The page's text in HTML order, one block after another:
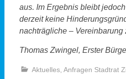
aus. Im Ergebnis bleibt
derzeit keine
nachträgliche – Vereinbarung
Thomas Zwingel, Erster
Aktuelles, Anfragen Stadtrat